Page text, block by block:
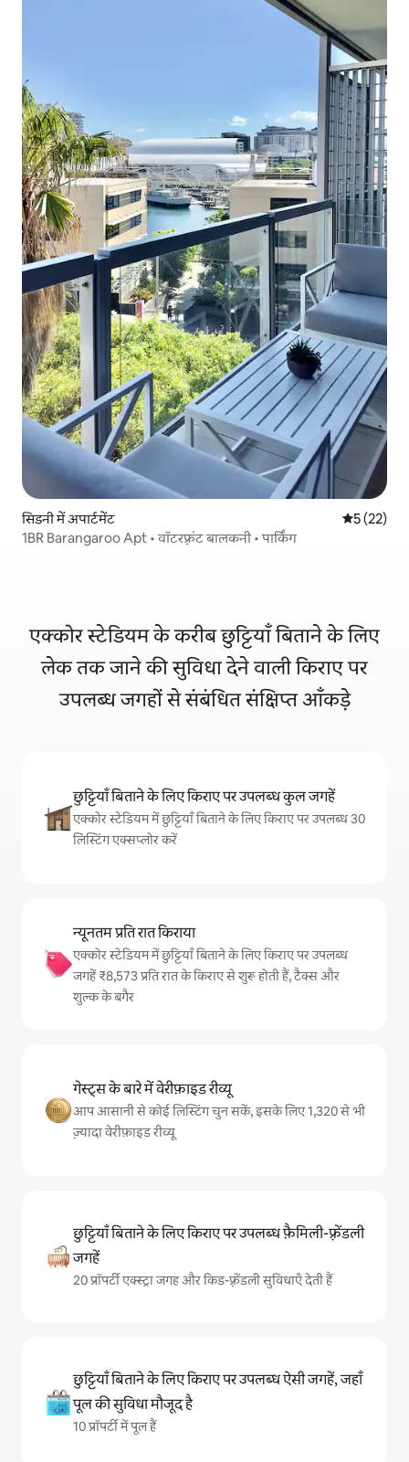
सिडनी में अपार्टमेंट औसत रेटिंग
5 (22)
1BR Barangaroo Apt • वॉटरफ़्रंट बालकनी • पार्किंग
एक्कोर स्टेडियम के करीब छुट्टियाँ बिताने के लिए
लेक तक जाने की सुविधा देने वाली किराए पर
उपलब्ध जगहों से संबंधित संक्षिप्त आँकड़े
छुट्टियाँ बिताने के लिए किराए पर उपलब्ध कुल जगहें
एक्कोर स्टेडियम में छुट्टियाँ बिताने के लिए किराए पर उपलब्ध 30
लिस्टिंग एक्सप्लोर करें
न्यूनतम प्रति रात किराया
एक्कोर स्टेडियम में छुट्टियाँ बिताने के लिए किराए पर उपलब्ध
जगहें ₹8,573 प्रति रात के किराए से शुरू होती हैं, टैक्स और
शुल्क के बगैर
गेस्ट्स के बारे में वेरीफ़ाइड रीव्यू
आप आसानी से कोई लिस्टिंग चुन सकें, इसके लिए 1,320 से भी
ज़्यादा वेरीफ़ाइड रीव्यू
छुट्टियाँ बिताने के लिए किराए पर उपलब्ध फ़ैमिली-फ़्रेंडली
जगहें
20 प्रॉपर्टी एक्स्ट्रा जगह और किड-फ़्रेंडली सुविधाएँ देती हैं
छुट्टियाँ बिताने के लिए किराए पर उपलब्ध ऐसी जगहें, जहाँ
पूल की सुविधा मौजूद है
10 प्रॉपर्टी में पूल हैं